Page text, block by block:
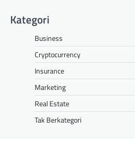
Kategori
Business
Cryptocurrency
Insurance
Marketing
Real Estate
Tak Berkategori